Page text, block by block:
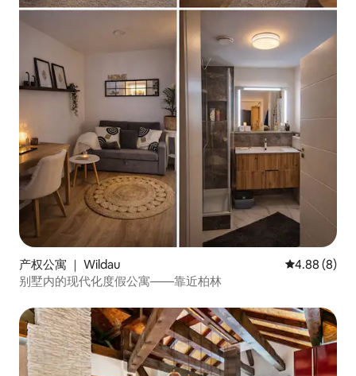
产权公寓 ｜ Wildau 平均评分
4.88 (8)
别墅内的现代化度假公寓——靠近柏林